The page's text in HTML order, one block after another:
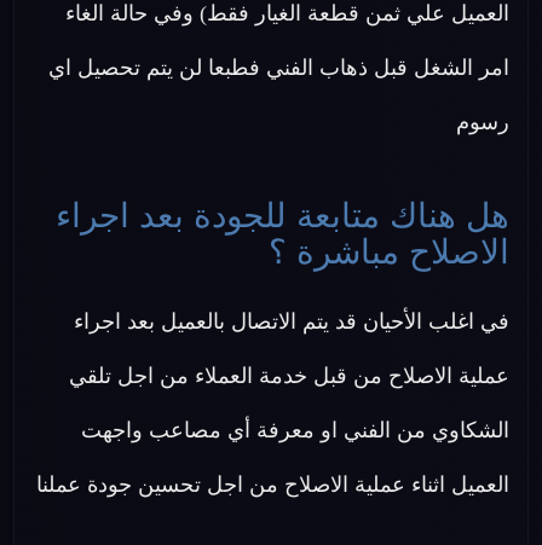
العميل علي ثمن قطعة الغيار فقط) وفي حالة الغاء
امر الشغل قبل ذهاب الفني فطبعا لن يتم تحصيل اي
رسوم
هل هناك متابعة للجودة بعد اجراء
الاصلاح مباشرة ؟
في اغلب الأحيان قد يتم الاتصال بالعميل بعد اجراء
عملية الاصلاح من قبل خدمة العملاء من اجل تلقي
الشكاوي من الفني او معرفة أي مصاعب واجهت
العميل اثناء عملية الاصلاح من اجل تحسين جودة عملنا